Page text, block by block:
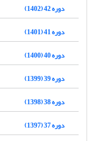
دوره 42 (1402)
دوره 41 (1401)
دوره 40 (1400)
دوره 39 (1399)
دوره 38 (1398)
دوره 37 (1397)